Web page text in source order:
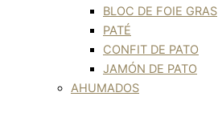
BLOC DE FOIE GRAS
PATÉ
CONFIT DE PATO
JAMÓN DE PATO
AHUMADOS